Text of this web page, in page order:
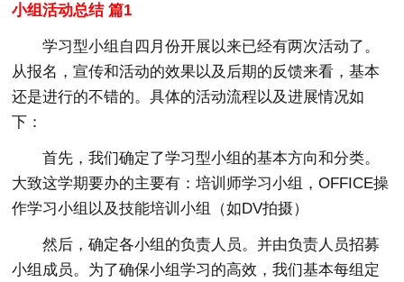
小组活动总结 篇1
学习型小组自四月份开展以来已经有两次活动了。
从报名，宣传和活动的效果以及后期的反馈来看，基本
还是进行的不错的。具体的活动流程以及进展情况如
下：
首先，我们确定了学习型小组的基本方向和分类。
大致这学期要办的主要有：培训师学习小组，OFFICE操
作学习小组以及技能培训小组（如DV拍摄）
然后，确定各小组的负责人员。并由负责人员招募
小组成员。为了确保小组学习的高效，我们基本每组定